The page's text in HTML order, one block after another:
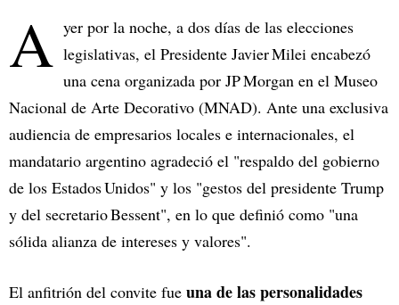
A yer por la noche, a dos días de las elecciones
legislativas, el Presidente Javier Milei encabezó
una cena organizada por JP Morgan en el Museo
Nacional de Arte Decorativo (MNAD). Ante una exclusiva
audiencia de empresarios locales e internacionales, el
mandatario argentino agradeció el "respaldo del gobierno
de los Estados Unidos" y los "gestos del presidente Trump
y del secretario Bessent", en lo que definió como "una
sólida alianza de intereses y valores".
El anfitrión del convite fue una de las personalidades